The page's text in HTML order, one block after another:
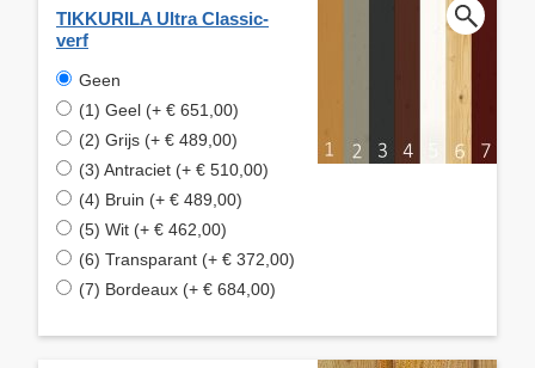
TIKKURILA Ultra Classic-
verf
Geen
(1) Geel (+ € 651,00)
(2) Grijs (+ € 489,00)
(3) Antraciet (+ € 510,00)
(4) Bruin (+ € 489,00)
(5) Wit (+ € 462,00)
(6) Transparant (+ € 372,00)
(7) Bordeaux (+ € 684,00)